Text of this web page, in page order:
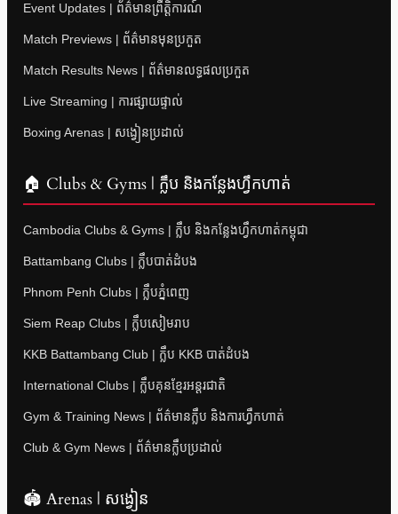
Event Updates | ព័ត៌មានព្រឹត្តិការណ៍
Match Previews | ព័ត៌មានមុនប្រកួត
Match Results News | ព័ត៌មានលទ្ធផលប្រកួត
Live Streaming | ការផ្សាយផ្ទាល់
Boxing Arenas | សង្វៀនប្រដាល់
🏠 Clubs & Gyms | ក្លឹប និងកន្លែងហ្វឹកហាត់
Cambodia Clubs & Gyms | ក្លឹប និងកន្លែងហ្វឹកហាត់កម្ពុជា
Battambang Clubs | ក្លឹបបាត់ដំបង
Phnom Penh Clubs | ក្លឹបភ្នំពេញ
Siem Reap Clubs | ក្លឹបសៀមរាប
KKB Battambang Club | ក្លឹប KKB បាត់ដំបង
International Clubs | ក្លឹបគុនខ្មែរអន្តរជាតិ
Gym & Training News | ព័ត៌មានក្លឹប និងការហ្វឹកហាត់
Club & Gym News | ព័ត៌មានក្លឹបប្រដាល់
🏟 Arenas | សង្វៀន